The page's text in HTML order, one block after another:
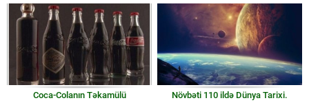
Coca-Colanın Təkamülü Növbəti 110 ildə Dünya Tarixi.